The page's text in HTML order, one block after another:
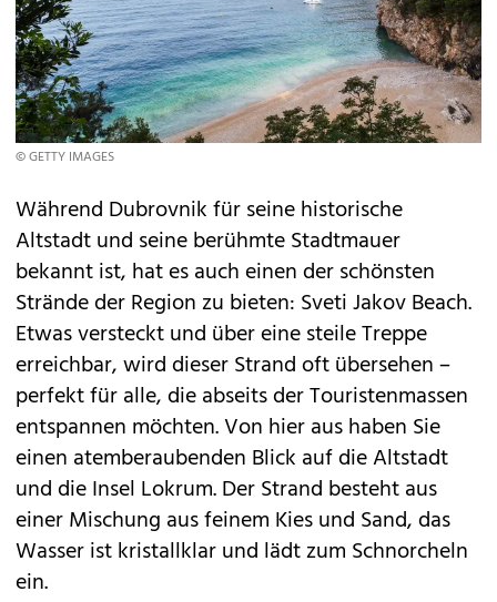
© GETTY IMAGES
Während Dubrovnik für seine historische
Altstadt und seine berühmte Stadtmauer
bekannt ist, hat es auch einen der schönsten
Strände der Region zu bieten: Sveti Jakov Beach.
Etwas versteckt und über eine steile Treppe
erreichbar, wird dieser Strand oft übersehen –
perfekt für alle, die abseits der Touristenmassen
entspannen möchten. Von hier aus haben Sie
einen atemberaubenden Blick auf die Altstadt
und die Insel Lokrum. Der Strand besteht aus
einer Mischung aus feinem Kies und Sand, das
Wasser ist kristallklar und lädt zum Schnorcheln
ein.